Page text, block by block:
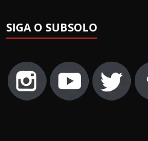
SIGA O SUBSOLO